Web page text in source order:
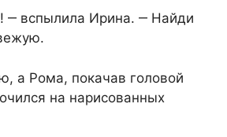
‒ вспылила Ирина. ‒ Найди
а Рома, покачав головой
на нарисованных